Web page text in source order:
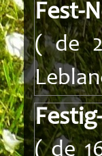
Fest-
( de
( de